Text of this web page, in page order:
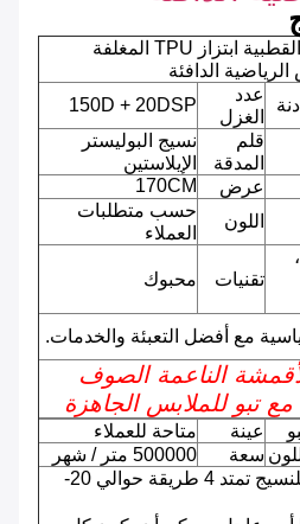
تمتد البوليستر القطبية ابتزاز TPU المغلفة
الرياضية الدافئة
عدد
الغزل
150D + 20DSP
قلم
المدقة
نسيج البوليستر
الإيلاستين
عرض
170CM
اللون
حسب متطلبات
العملاء
تقنيات محبوك
الناعمة الصوف
تبو للملابس الجاهزة
عينة
متاحة للعملاء
سعة 500000 متر / شهر
وقت التسليم للنسيج تمتد 4 طريقة حوالي 20-